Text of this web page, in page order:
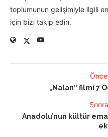
toplumunun gelişimiyle ilgili
için bizi takip edin.
„Nalan“ filmi 7
Anadolu’nun kültür